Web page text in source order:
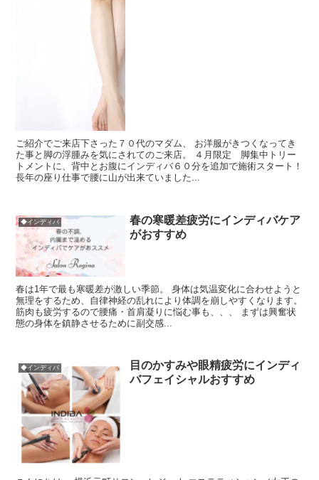
ご紹介でご来店下さった７０代のマダム、 お洋服がきつくなってき
た事と脚の浮腫みを気にされてのご来店。 ４月限定 脚集中トリー
トメントに、背中とお腹にインディバ６０分を追加で施術スタート！
長年の座り仕事で腰に山が出来ていました...
◆インディバ
春の寒暖差疲労にインディバケア
がおすすめ
春は1年で最も寒暖差が激しい季節。 身体は気温変化に合わせようと
無理をするため、自律神経の乱れにより体調を崩しやすくなります。
筋肉も疲労するので腰痛・首肩凝りに悩む事も、、、 まずは興奮状
態の身体を鎮静させるために副交感...
◆インディバ
目のかすみや眼精疲労にインディ
バフェイシャルおすすめ